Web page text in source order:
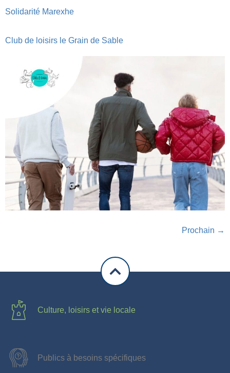
Solidarité Marexhe
Club de loisirs le Grain de Sable
Prochain →
Culture, loisirs et vie locale
Publics à besoins spécifiques